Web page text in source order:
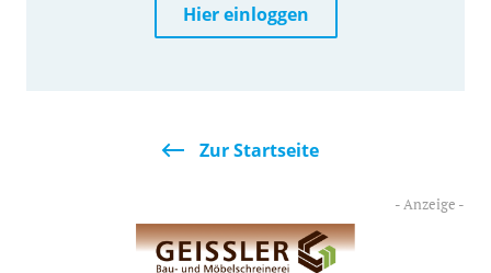
Hier einloggen
Zur Startseite